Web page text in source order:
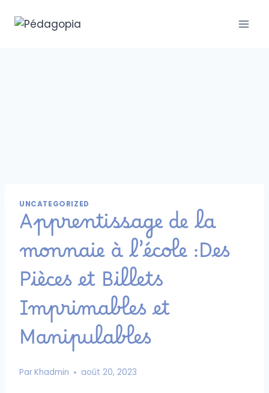
UNCATEGORIZED
Apprentissage de la
monnaie à l’école :Des
Pièces et Billets
Imprimables et
Manipulables
ParKhadmin août 20, 2023